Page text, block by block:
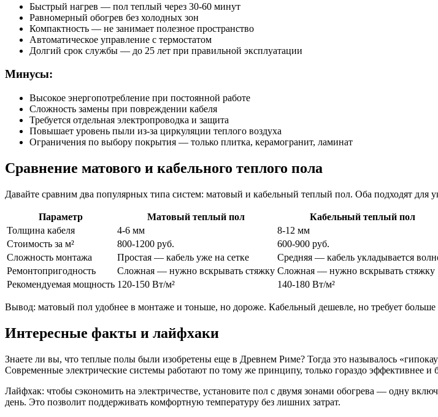
Быстрый нагрев — пол теплый через 30-60 минут
Равномерный обогрев без холодных зон
Компактность — не занимает полезное пространство
Автоматическое управление с термостатом
Долгий срок службы — до 25 лет при правильной эксплуатации
Минусы:
Высокое энергопотребление при постоянной работе
Сложность замены при повреждении кабеля
Требуется отдельная электропроводка и защита
Повышает уровень пыли из-за циркуляции теплого воздуха
Ограничения по выбору покрытия — только плитка, керамогранит, ламинат
Сравнение матового и кабельного теплого пола
Давайте сравним два популярных типа систем: матовый и кабельный теплый пол. Оба подходят для
Параметр Матовый теплый пол
Кабельный теплый пол
Толщина кабеля
4-6 мм
8-12 мм
Стоимость за м²
800-1200 руб.
600-900 руб.
Сложность монтажа
Простая — кабель уже на сетке
Средняя — кабель укладывается
Ремонтопригодность
Сложная — нужно вскрывать стяжку Сложная — нужно вскрывать стяжку
Рекомендуемая мощность 120-150 Вт/м² 140-180 Вт/м²
Вывод: матовый пол удобнее в монтаже и тоньше, но дороже. Кабельный дешевле, но требует
Интересные факты и лайфхаки
Знаете ли вы, что теплые полы были изобретены еще в Древнем Риме? Тогда это называлось
Современные электрические системы работают по тому же принципу, только гораздо эффективнее и
Лайфхак: чтобы сэкономить на электричестве, установите пол с двумя зонами обогрева — одну
день. Это позволит поддерживать комфортную температуру без лишних затрат.